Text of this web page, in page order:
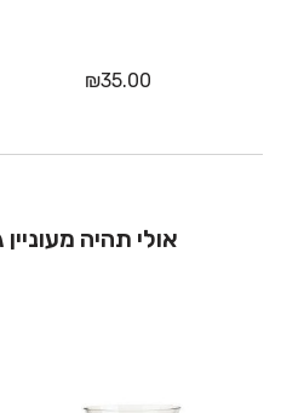
₪35.00
אולי תהיה